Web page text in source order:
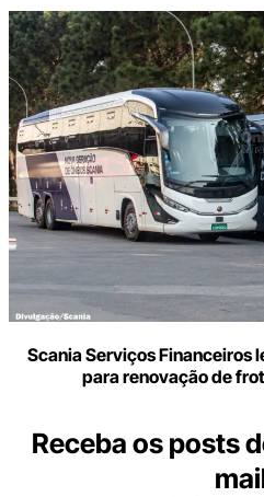
Scania Serviços Financeiros
para renovação de
Receba os posts